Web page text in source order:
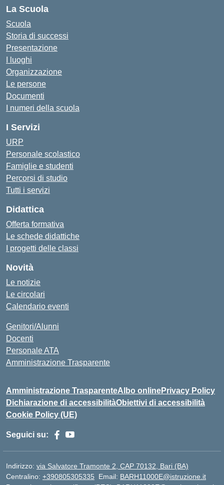
La Scuola
Scuola
Storia di successi
Presentazione
I luoghi
Organizzazione
Le persone
Documenti
I numeri della scuola
I Servizi
URP
Personale scolastico
Famiglie e studenti
Percorsi di studio
Tutti i servizi
Didattica
Offerta formativa
Le schede didattiche
I progetti delle classi
Novità
Le notizie
Le circolari
Calendario eventi
Genitori/Alunni
Docenti
Personale ATA
Amministrazione Trasparente
Amministrazione TrasparenteAlbo onlinePrivacy Policy
Dichiarazione di accessibilitàObiettivi di accessibilità
Cookie Policy (UE)
Seguici su:
Indirizzo: via Salvatore Tramonte 2, CAP 70132, Bari (BA)
Centralino: +390805305335 Email: BARH11000E@istruzione.it